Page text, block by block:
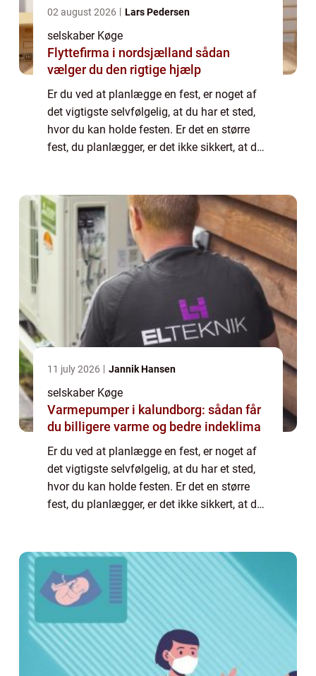
02 august 2026 Lars Pedersen
selskaber Køge
Flyttefirma i nordsjælland sådan
vælger du den rigtige hjælp
Er du ved at planlægge en fest, er noget af
det vigtigste selvfølgelig, at du har et sted,
hvor du kan holde festen. Er det en større
fest, du planlægger, er det ikke sikkert, at du
11 july 2026 Jannik Hansen
selskaber Køge
Varmepumper i kalundborg: sådan får
du billigere varme og bedre indeklima
Er du ved at planlægge en fest, er noget af
det vigtigste selvfølgelig, at du har et sted,
hvor du kan holde festen. Er det en større
fest, du planlægger, er det ikke sikkert, at du